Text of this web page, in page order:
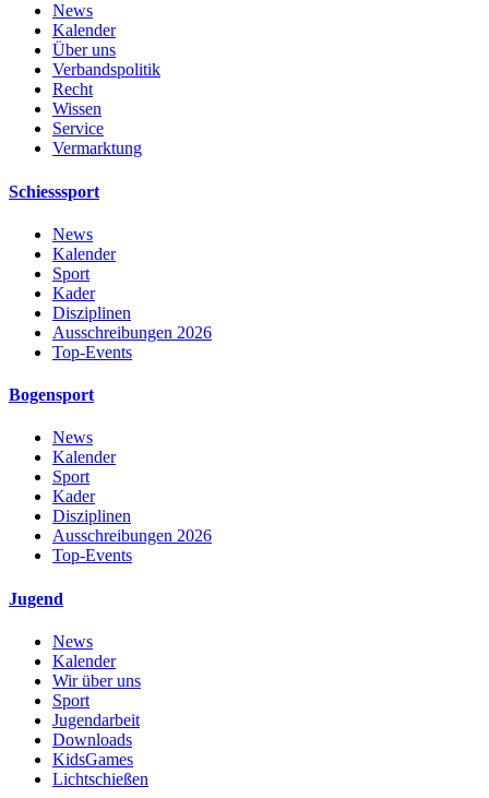
News
Kalender
Über uns
Verbandspolitik
Recht
Wissen
Service
Vermarktung
Schiesssport
News
Kalender
Sport
Kader
Disziplinen
Ausschreibungen 2026
Top-Events
Bogensport
News
Kalender
Sport
Kader
Disziplinen
Ausschreibungen 2026
Top-Events
Jugend
News
Kalender
Wir über uns
Sport
Jugendarbeit
Downloads
KidsGames
Lichtschießen